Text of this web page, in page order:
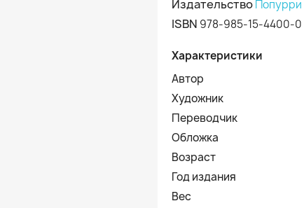
Издательство Попурри
ISBN 978-985-15-4400-0
Характеристики
Автор
Художник
Переводчик
Обложка
Возраст
Год издания
Вес